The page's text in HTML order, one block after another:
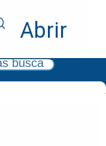
Abrir